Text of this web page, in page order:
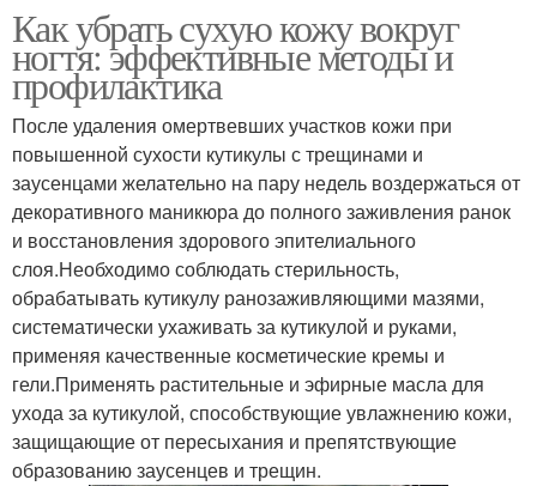
Как убрать сухую кожу вокруг
ногтя: эффективные методы и
профилактика
После удаления омертвевших участков кожи при
повышенной сухости кутикулы с трещинами и
заусенцами желательно на пару недель воздержаться от
декоративного маникюра до полного заживления ранок
и восстановления здорового эпителиального
слоя.Необходимо соблюдать стерильность,
обрабатывать кутикулу ранозаживляющими мазями,
систематически ухаживать за кутикулой и руками,
применяя качественные косметические кремы и
гели.Применять растительные и эфирные масла для
ухода за кутикулой, способствующие увлажнению кожи,
защищающие от пересыхания и препятствующие
образованию заусенцев и трещин.